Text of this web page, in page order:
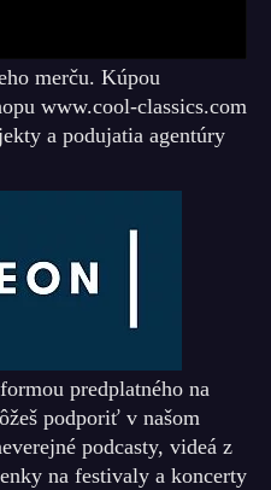
merču. Kúpou
www.cool-classics.com
a podujatia agentúry
predplatného na
podporiť v našom
podcasty, videá z
na festivaly a koncerty